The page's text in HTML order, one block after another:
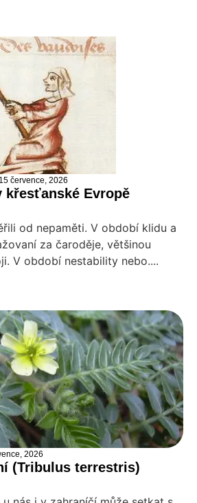
15 července, 2026
křesťanské Evropě
od nepaměti. V období klidu a
za čaroděje, většinou
V období nestability nebo....
2026
(Tribulus terrestris)